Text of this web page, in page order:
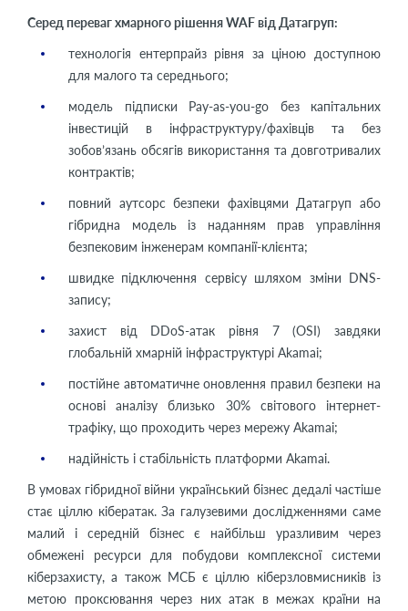
Серед переваг хмарного рішення WAF від Датагруп:
технологія ентерпрайз рівня за ціною доступною
для малого та середнього;
модель підписки Pay-as-you-go без капітальних
інвестицій в інфраструктуру/фахівців та без
зобов’язань обсягів використання та довготривалих
контрактів;
повний аутсорс безпеки фахівцями Датагруп або
гібридна модель із наданням прав управління
безпековим інженерам компанії-клієнта;
швидке підключення сервісу шляхом зміни DNS-
запису;
захист від DDoS-атак рівня 7 (OSI) завдяки
глобальній хмарній інфраструктурі Akamai;
постійне автоматичне оновлення правил безпеки на
основі аналізу близько 30% світового інтернет-
трафіку, що проходить через мережу Akamai;
надійність і стабільність платформи Akamai.
В умовах гібридної війни український бізнес дедалі частіше
стає ціллю кібератак. За галузевими дослідженнями саме
малий і середній бізнес є найбільш уразливим через
обмежені ресурси для побудови комплексної системи
кіберзахисту, а також МСБ є ціллю кіберзловмисників із
метою проксювання через них атак в межах країни на